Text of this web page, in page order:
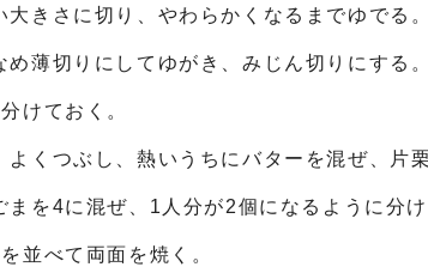
きさに切り、やわらかくなるまでゆでる
薄切りにしてゆがき、みじん切りにする。
けておく。
くつぶし、熱いうちにバターを混ぜ、片
を4に混ぜ、1人分が2個になるように分
並べて両面を焼く。